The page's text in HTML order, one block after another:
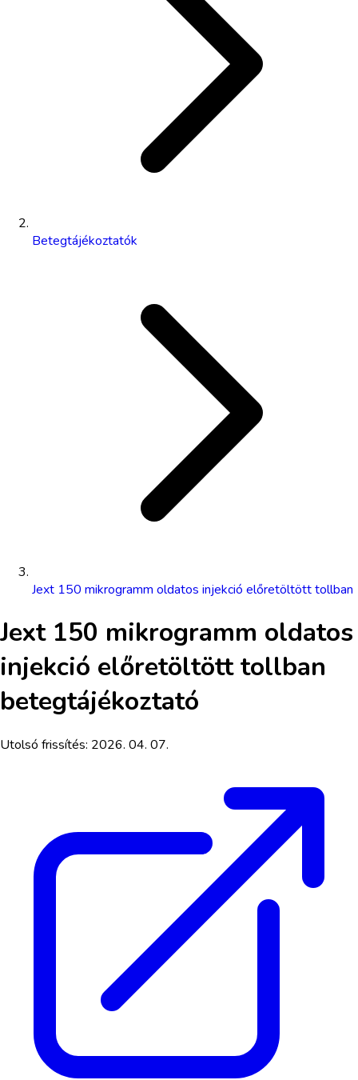
Betegtájékoztatók
Jext 150 mikrogramm oldatos injekció előretöltött tollban
Jext 150 mikrogramm oldatos
injekció előretöltött tollban
betegtájékoztató
Utolsó frissítés: 2026. 04. 07.